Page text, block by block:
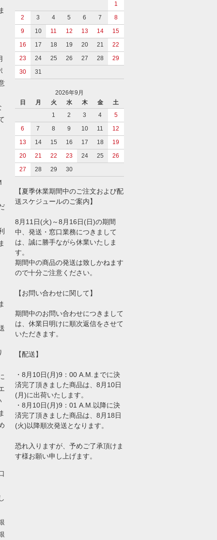
1
2
3 4 5 6 7
8
9
10 11 12 13 14
15
16
17 18 19 20 21
22
23
24 25 26 27 28
29
30
31
2026年9月
日
月 火 水 木 金
土
1
2 3 4
5
6
7 8 9 10 11
12
13
14 15 16 17 18
19
20
21 22 23 24 25
26
27
28 29 30
【夏季休業期間中のご注文および配
送スケジュールのご案内】
8月11日(火)～8月16日(日)の期間
中、発送・窓口業務につきまして
は、誠に勝手ながら休業いたしま
す。
期間中の商品の発送は致しかねます
ので十分ご注意ください。
【お問い合わせに関して】
期間中のお問い合わせにつきまして
は、休業日明けに順次返信をさせて
いただきます。
【配送】
・8月10日(月)9：00 A.M.までに決
済完了頂きました商品は、8月10日
(月)に出荷いたします。
・8月10日(月)9：01 A.M.以降に決
済完了頂きました商品は、8月18日
(火)以降順次発送となります。
恐れ入りますが、予めご了承頂けま
す様お願い申し上げます。